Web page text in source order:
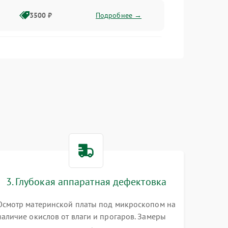
3500 ₽ Подробнее →
3000 ₽ Подробнее →
3. Глубокая аппаратная дефектовка
материнской платы под микроскопом на
окислов от влаги и прогаров. Замеры